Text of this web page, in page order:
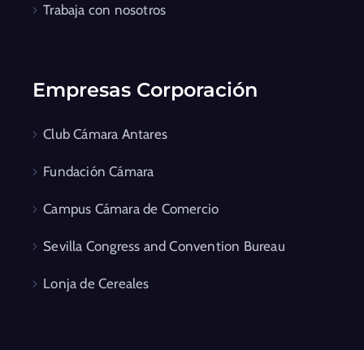
Trabaja con nosotros
Empresas Corporación
Club Cámara Antares
Fundación Cámara
Campus Cámara de Comercio
Sevilla Congress and Convention Bureau
Lonja de Cereales